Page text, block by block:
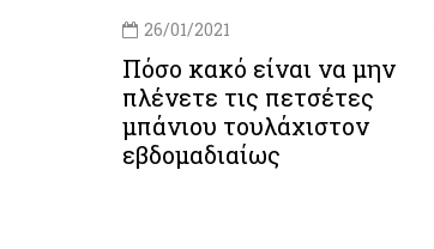
26/01/2021
Πόσο κακό είναι να μην
πλένετε τις πετσέτες
μπάνιου τουλάχιστον
εβδομαδιαίως